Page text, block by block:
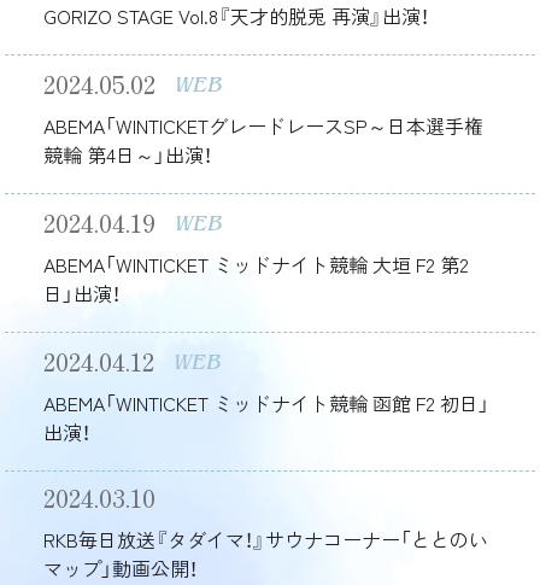
GORIZO STAGE Vol.8『天才的脱兎 再演』出演！
2024.05.02 WEB
ABEMA「WINTICKETグレードレースSP～日本選手権
競輪 第4日～」出演！
2024.04.19 WEB
ABEMA「WINTICKET ミッドナイト競輪 大垣 F2 第2
日」出演！
2024.04.12 WEB
ABEMA「WINTICKET ミッドナイト競輪 函館 F2 初日」
出演！
2024.03.10
RKB毎日放送『タダイマ！』サウナコーナー「ととのい
マップ」動画公開！